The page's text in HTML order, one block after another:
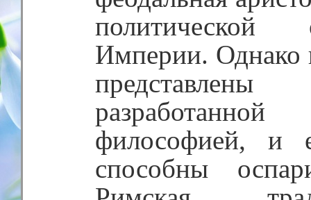
политической
Империи. Однако
философией, и
способны